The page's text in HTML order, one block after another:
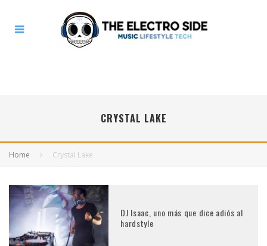
CRYSTAL LAKE
Home Crystal Lake
DJ Isaac, uno más que dice adiós al
hardstyle